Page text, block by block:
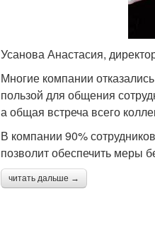
Усанова Анастасия,
Многие компании
пользой для общения
а общая встреча всего
В компании 90%
позволит обеспечить меры
читать дальше →